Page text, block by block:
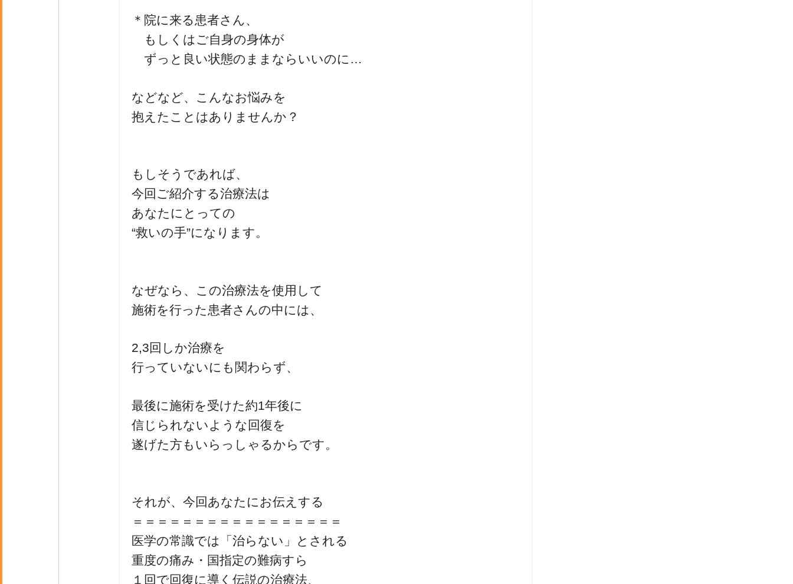
ゴッドハンド通信とは
＊院に来る患者さん、
もしくはご自身の身体が
ずっと良い状態のままならいいのに…
などなど、こんなお悩みを
抱えたことはありませんか？
もしそうであれば、
今回ご紹介する治療法は
あなたにとっての
“救いの手”になります。
なぜなら、この治療法を使用して
施術を行った患者さんの中には、
2,3回しか治療を
行っていないにも関わらず、
最後に施術を受けた約1年後に
信じられないような回復を
遂げた方もいらっしゃるからです。
それが、今回あなたにお伝えする
＝＝＝＝＝＝＝＝＝＝＝＝＝＝＝＝＝
医学の常識では「治らない」とされる
重度の痛み・国指定の難病すら
１回で回復に導く伝説の治療法、